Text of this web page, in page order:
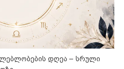
დღეა – სრული